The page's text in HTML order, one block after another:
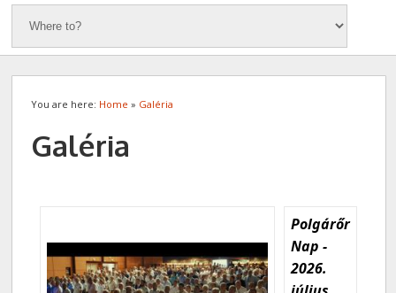
You are here: Home » Galéria
Galéria
Polgárőr
Nap -
2026.